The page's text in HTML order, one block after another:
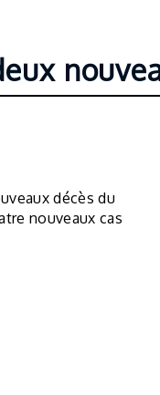
décès du
nouveaux cas